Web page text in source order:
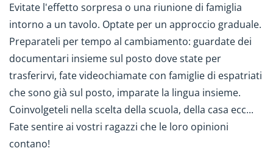
Evitate l'effetto sorpresa o una riunione di famiglia
intorno a un tavolo. Optate per un approccio graduale.
Preparateli per tempo al cambiamento: guardate dei
documentari insieme sul posto dove state per
trasferirvi, fate videochiamate con famiglie di espatriati
che sono già sul posto, imparate la lingua insieme.
Coinvolgeteli nella scelta della scuola, della casa ecc...
Fate sentire ai vostri ragazzi che le loro opinioni
contano!